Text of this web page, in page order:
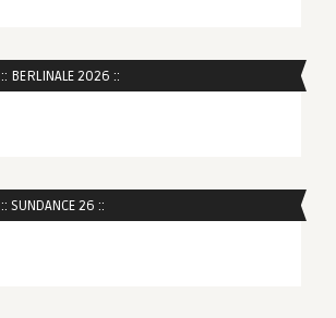
:: BERLINALE 2026 ::
:: SUNDANCE 26 ::